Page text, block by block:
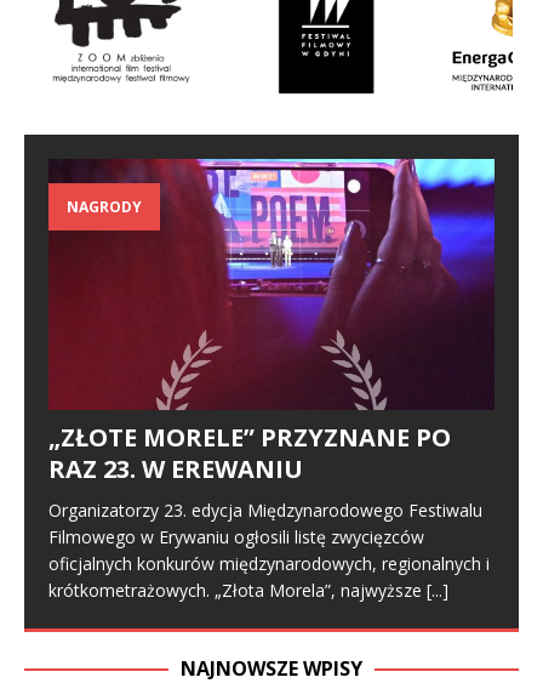
NAGRODY
„ZŁOTE MORELE” PRZYZNANE PO
RAZ 23. W EREWANIU
Organizatorzy 23. edycja Międzynarodowego Festiwalu
Filmowego w Erywaniu ogłosili listę zwycięzców
oficjalnych konkurów międzynarodowych, regionalnych i
krótkometrażowych. „Złota Morela”, najwyższe [...]
NAJNOWSZE WPISY